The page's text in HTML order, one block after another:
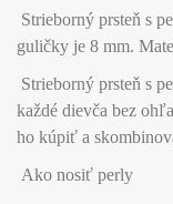
Strieborný prsteň s
guličky je 8 mm.
Strieborný prsteň s
každé dievča bez
ho kúpiť a
Ako nosiť perly